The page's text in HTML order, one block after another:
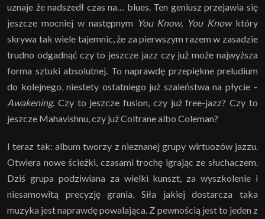
uznaje że nadszedł czas na… blues. Ten geniusz przejawia się
jeszcze mocniej w następnym You Know, You Knowktóry
skrywa tak wiele tajemnic, że za pierwszym razem w zasadzie
trudno odgadnąć czy to jeszcze jazz czy już może najwyższa
forma sztuki absolutnej. To naprawdę przepiękne preludium
do kolejnego, niestety ostatniego już szaleństwa na płycie –
Awakening. Czy to jeszcze fusion, czy już free-jazz? Czy to
jeszcze Mahavishnu, czy już Coltrane albo Coleman?
I teraz tak: album tworzy z nieznanej grupy wirtuozów jazzu.
Otwiera nowe ścieżki, czasami trochę igrając ze słuchaczem.
Dziś grupa podziwiana za wielki kunszt, za wyszkolenie i
niesamowitą precyzję grania. Siła jakiej dostarcza taka
muzyka jest naprawdę powalająca. Z pewnością jest to jeden z